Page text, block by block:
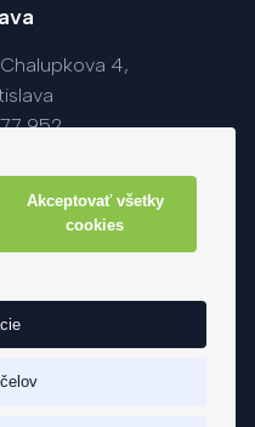
4,
952
- 17:00
Akceptovať všetky
cookies